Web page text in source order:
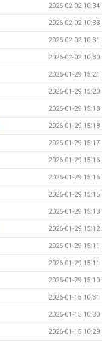
2026-02-02 10:34
2026-02-02 10:33
2026-02-02 10:31
2026-02-02 10:30
2026-01-29 15:21
2026-01-29 15:20
2026-01-29 15:18
2026-01-29 15:18
2026-01-29 15:17
2026-01-29 15:16
2026-01-29 15:16
2026-01-29 15:15
2026-01-29 15:13
2026-01-29 15:12
2026-01-29 15:11
2026-01-29 15:11
2026-01-29 15:10
2026-01-15 10:31
2026-01-15 10:30
2026-01-15 10:29